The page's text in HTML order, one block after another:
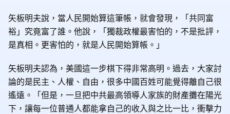
矢板明夫說，當人民開始算這筆帳，就會發現，「共同富
裕」究竟富了誰。他說，「獨裁政權最害怕的，不是批評，
是真相。更害怕的，就是人民開始算帳。」
矢板明夫認為，美國這一步棋下得非常高明。過去，大家討
論的是民主、人權、自由，很多中國百姓可能覺得離自己很
遙遠。「但是，一旦把中共最高領導人家族的財產攤在陽光
下，讓每一位普通人都能拿自己的收入與之比一比，衝擊力